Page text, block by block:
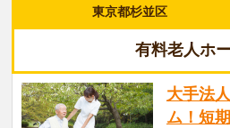
東京都杉並区
有料老人ホ
大手法
ム！短